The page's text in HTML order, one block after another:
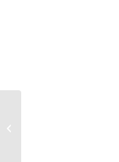
El obispo de Solsona
la homosexualidad se